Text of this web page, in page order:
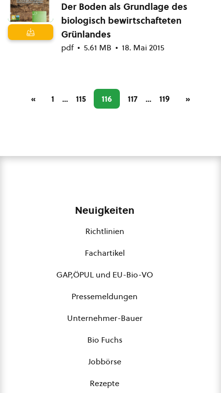
Der Boden als Grundlage des
biologisch bewirtschafteten
Grünlandes
pdf 5.61 MB 18. Mai 2015
« 1 … 115 116 117 … 119 »
Neuigkeiten
Richtlinien
Fachartikel
GAP,ÖPUL und EU-Bio-VO
Pressemeldungen
Unternehmer-Bauer
Bio Fuchs
Jobbörse
Rezepte